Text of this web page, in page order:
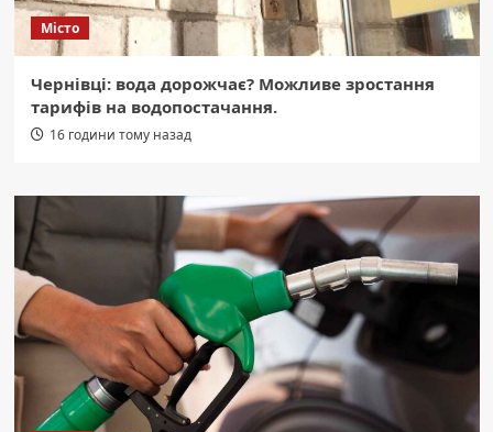
Місто
Чернівці: вода дорожчає? Можливе зростання
тарифів на водопостачання.
16 години тому назад